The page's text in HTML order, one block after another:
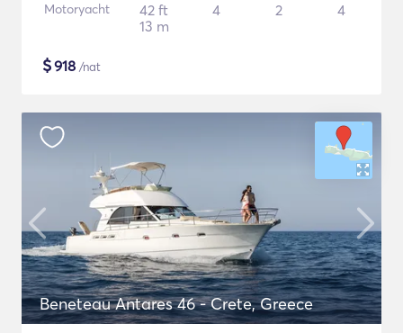
Motoryacht
42 ft
13 m
4 2 4
$918 /nat
Beneteau Antares 46 - Crete, Greece